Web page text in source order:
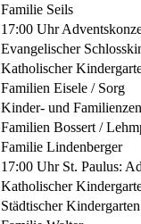
Familie Seils
17:00 Uhr
Evangelischer
Katholischer
Familien Eisele / Sorg
Kinder- und
Familien Bossert /
Familie Lindenberger
17:00 Uhr St. Paulus:
Katholischer
Städtischer